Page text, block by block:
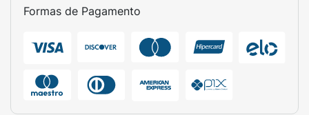
Formas de Pagamento